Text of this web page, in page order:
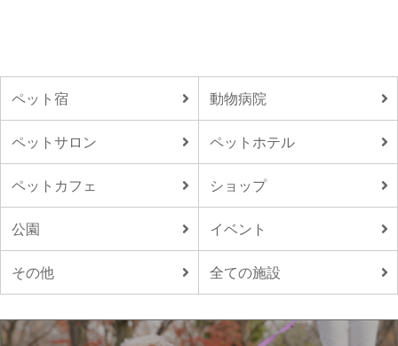
ペット宿 動物病院
ペットサロン ペットホテル
ペットカフェ ショップ
公園 イベント
その他 全ての施設